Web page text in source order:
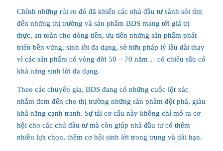
Chính những rủi ro đó đã khiến các nhà đầu tư sành sỏi tìm
đến những thị trường và sản phẩm BĐS mang tới giá trị
thực, an toàn cho dòng tiền, ưu tiên những sản phẩm phát
triển bền vững, sinh lời đa dạng, sở hữu pháp lý lâu dài thay
vì các sản phẩm có vòng đời 50 – 70 năm… có chiều sâu có
khả năng sinh lời đa dạng.
Theo các chuyên gia, BĐS đang có những cuộc lột xác
nhằm đem đến cho thị trường những sản phẩm đột phá, giàu
khả năng cạnh tranh. Sự tái cơ cấu này không chỉ mở ra cơ
hội cho các chủ đầu tư mà còn giúp nhà đầu tư có thêm
nhiều lựa chọn, thêm cơ hội sinh lời trong trung và dài hạn.